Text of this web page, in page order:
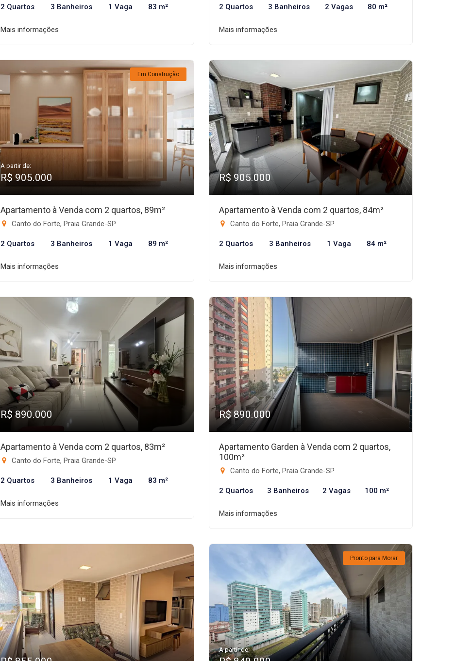
2 Quartos 3 Banheiros 1 Vaga 83 m²
Mais informações
2 Quartos 3 Banheiros 2 Vagas 80 m²
Mais informações
Em Construção
A partir de:
R$ 905.000
Apartamento à Venda com 2 quartos, 89m²
Canto do Forte, Praia Grande-SP
2 Quartos 3 Banheiros 1 Vaga 89 m²
Mais informações
R$ 905.000
Apartamento à Venda com 2 quartos, 84m²
Canto do Forte, Praia Grande-SP
2 Quartos 3 Banheiros 1 Vaga 84 m²
Mais informações
R$ 890.000
Apartamento à Venda com 2 quartos, 83m²
Canto do Forte, Praia Grande-SP
2 Quartos 3 Banheiros 1 Vaga 83 m²
Mais informações
R$ 890.000
Apartamento Garden à Venda com 2 quartos,
100m²
Canto do Forte, Praia Grande-SP
2 Quartos 3 Banheiros 2 Vagas 100 m²
Mais informações
Pronto para Morar
A partir de: